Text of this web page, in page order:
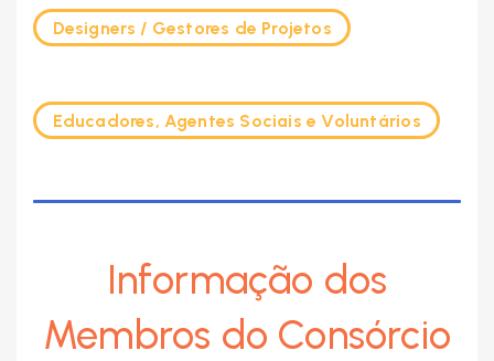
Designers / Gestores de Projetos
Educadores, Agentes Sociais e Voluntários
Informação dos
Membros do Consórcio